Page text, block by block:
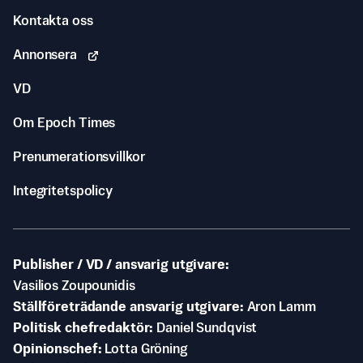
Kontakta oss
Annonsera
VD
Om Epoch Times
Prenumerationsvillkor
Integritetspolicy
Publisher / VD / ansvarig utgivare
Vasilios Zoupounidis
Ställföreträdande ansvarig utgivare Aron Lamm
Politisk chefredaktör
Daniel Sundqvist
Opinionschef
Lotta Gröning